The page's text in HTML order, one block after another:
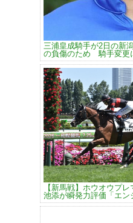
三浦皇成騎手が2日の新
の負傷のため 騎手変更
【新馬戦】ホウオウプ
池添が瞬発力評価「エン